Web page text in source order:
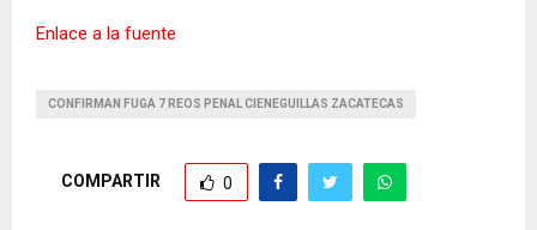
Enlace a la fuente
CONFIRMAN FUGA 7 REOS PENAL CIENEGUILLAS ZACATECAS
COMPARTIR 0